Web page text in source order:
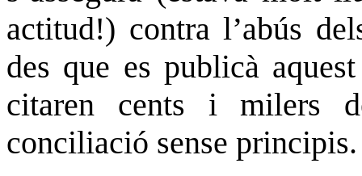
actitud!) contra l’abús
des que es publicà
citaren cents i milers
conciliació sense principis.